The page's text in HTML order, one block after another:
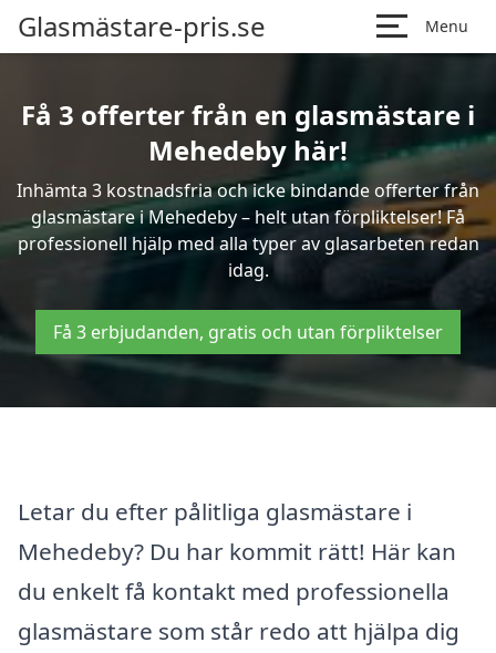
Glasmästare-pris.se Menu
Få 3 offerter från en glasmästare i
Mehedeby här!
Inhämta 3 kostnadsfria och icke bindande offerter från
glasmästare i Mehedeby – helt utan förpliktelser! Få
professionell hjälp med alla typer av glasarbeten redan
idag.
Få 3 erbjudanden, gratis och utan förpliktelser
Letar du efter pålitliga glasmästare i
Mehedeby? Du har kommit rätt! Här kan
du enkelt få kontakt med professionella
glasmästare som står redo att hjälpa dig